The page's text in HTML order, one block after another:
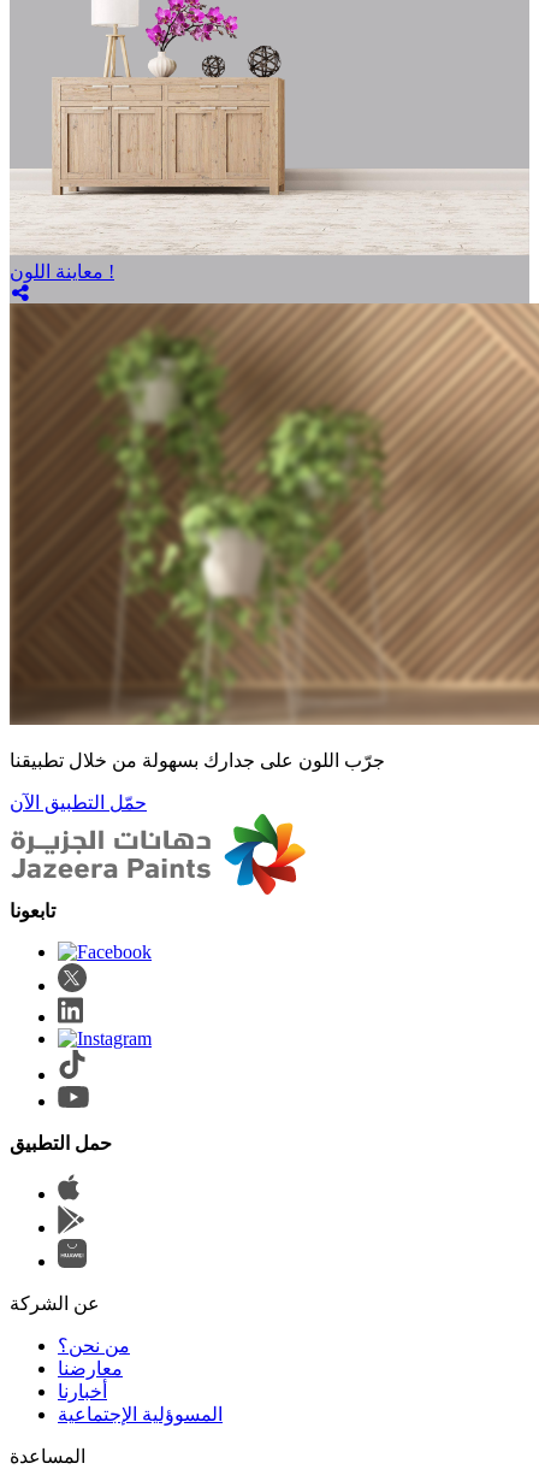
معاينة اللون !
جرّب اللون على جدارك بسهولة من خلال تطبيقنا
حمّل التطبيق الآن
حمل التطبيق
عن الشركة
من نحن؟
المسوؤلية الإجتماعية